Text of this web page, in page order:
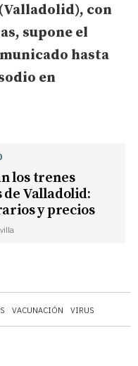
VACUNACIÓN VIRUS
con
supone el
hasta
en
los trenes
de Valladolid:
y precios